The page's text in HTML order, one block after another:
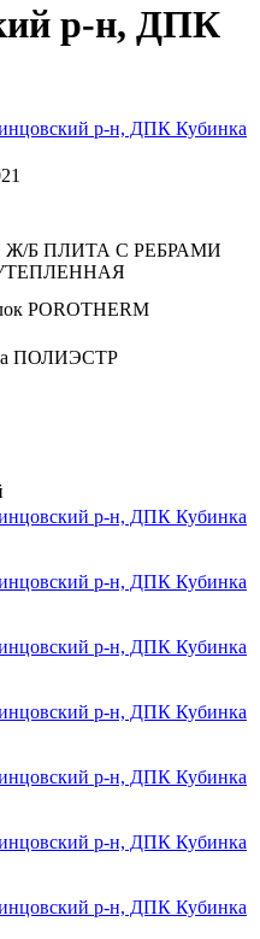
р-н, ДПК
Б ПЛИТА С РЕБРАМИ
POROTHERM
ПОЛИЭСТР